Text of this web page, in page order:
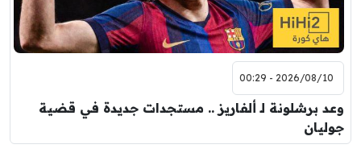
2026/08/10 - 00:29
وعد برشلونة لـ ألفاريز .. مستجدات جديدة في قضية
جوليان